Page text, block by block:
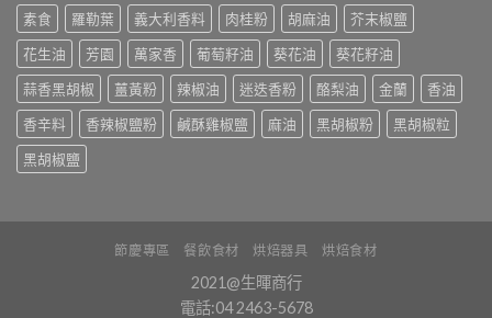
素食
羅勒葉 義大利香料 肉桂粉 胡麻油
芥末椒鹽
花生油
芳園 萬家香 葡萄籽油 葵花油
葵花籽油
蒜香黑胡椒
薑黃粉 辣椒油 迷迭香粉 酪梨油 金蘭
香油
香辛料
香辣椒鹽粉 鹹酥雞椒鹽 麻油 黑胡椒粉
黑胡椒粒
黑胡椒鹽
節慶專區 餐飲食材 烘焙器具 烘焙食材
2021@生暉商行
電話:04 2463-5678